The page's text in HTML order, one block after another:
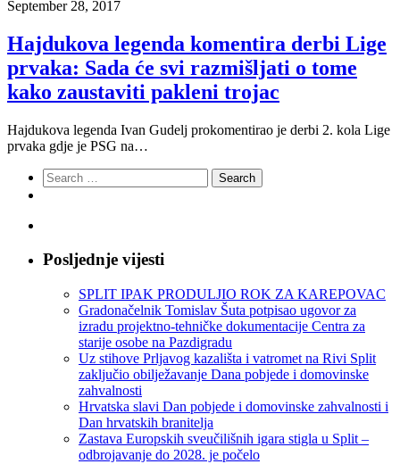
September 28, 2017
Hajdukova legenda komentira derbi Lige
prvaka: Sada će svi razmišljati o tome
kako zaustaviti pakleni trojac
Hajdukova legenda Ivan Gudelj prokomentirao je derbi 2. kola Lige
prvaka gdje je PSG na…
Search
for:
Posljednje vijesti
SPLIT IPAK PRODULJIO ROK ZA KAREPOVAC
Gradonačelnik Tomislav Šuta potpisao ugovor za
izradu projektno-tehničke dokumentacije Centra za
starije osobe na Pazdigradu
Uz stihove Prljavog kazališta i vatromet na Rivi Split
zaključio obilježavanje Dana pobjede i domovinske
zahvalnosti
Hrvatska slavi Dan pobjede i domovinske zahvalnosti i
Dan hrvatskih branitelja
Zastava Europskih sveučilišnih igara stigla u Split –
odbrojavanje do 2028. je počelo